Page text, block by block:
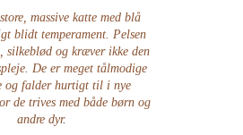
massive katte med blå
blidt temperament. Pelsen
silkeblød og kræver ikke den
De er meget tålmodige
og falder hurtigt til i nye
de trives med både børn og
andre dyr.